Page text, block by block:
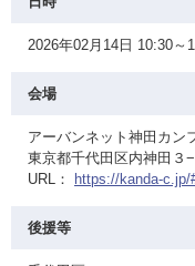
2026年02月14日 10:30～
会場
アーバンネット神田カン
東京都千代田区内神田
URL：
https://kanda-c.jp/
後援等